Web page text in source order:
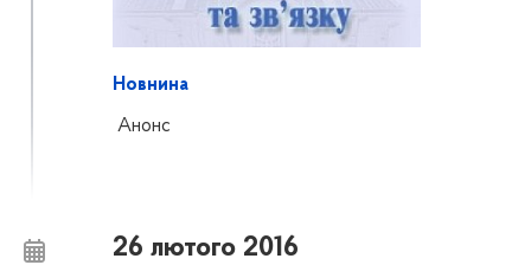
Новнина
Анонс
26 лютого 2016